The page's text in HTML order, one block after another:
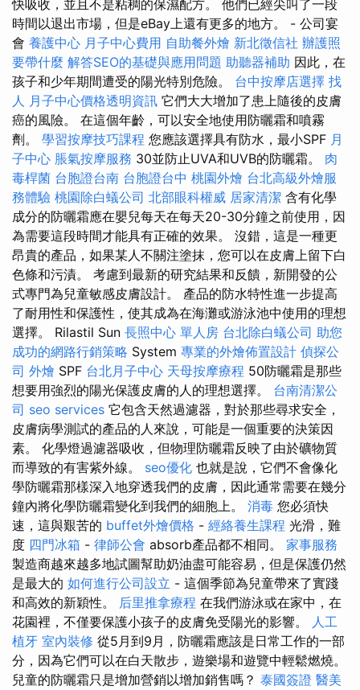
快吸收，並且不是粘稠的保濕配方。 他們已經尖叫了一段
時間以退出市場，但是eBay上還有更多的地方。 - 公司宴
會 養護中心 月子中心費用 自助餐外燴 新北徵信社 辦護照
要帶什麼 解答SEO的基礎與應用問題 助聽器補助 因此，在
孩子和少年期間遭受的陽光特別危險。 台中按摩店選擇 找
人 月子中心價格透明資訊 它們大大增加了患上隨後的皮膚
癌的風險。 在這個年齡，可以安全地使用防曬霜和噴霧
劑。 學習按摩技巧課程 您應該選擇具有防水，最小SPF 月
子中心 脹氣按摩服務 30並防止UVA和UVB的防曬霜。 肉
毒桿菌 台胞證台南 台胞證台中 桃園外燴 台北高級外燴服
務體驗 桃園除白蟻公司 北部眼科權威 居家清潔 含有化學
成分的防曬霜應在嬰兒每天在每天20-30分鐘之前使用，因
為需要這段時間才能具有正確的效果。 沒錯，這是一種更
昂貴的產品，如果某人不關注塗抹，您可以在皮膚上留下白
色條和污漬。 考慮到最新的研究結果和反饋，新開發的公
式專門為兒童敏感皮膚設計。 產品的防水特性進一步提高
了耐用性和保護性，使其成為在海灘或游泳池中使用的理想
選擇。 Rilastil Sun 長照中心 單人房 台北除白蟻公司 助您
成功的網路行銷策略 System 專業的外燴佈置設計 偵探公
司 外燴 SPF 台北月子中心 天母按摩療程 50防曬霜是那些
想要用強烈的陽光保護皮膚的人的理想選擇。 台南清潔公
司 seo services 它包含天然過濾器，對於那些尋求安全，
皮膚病學測試的產品的人來說，可能是一個重要的決策因
素。 化學燈過濾器吸收，但物理防曬霜反映了由於礦物質
而導致的有害紫外線。 seo優化 也就是說，它們不會像化
學防曬霜那樣深入地穿透我們的皮膚，因此通常需要在幾分
鐘內將化學防曬霜變化到我們的細胞上。 消毒 您必須快
速，這與艱苦的 buffet外燴價格 - 經絡養生課程 光滑，難
度 四門冰箱 - 律師公會 absorb產品都不相同。 家事服務
製造商越來越多地試圖幫助奶油盡可能容易，但是保護仍然
是最大的 如何進行公司設立 - 這個季節為兒童帶來了實踐
和高效的新穎性。 后里推拿療程 在我們游泳或在家中，在
花園裡，不僅要保護小孩子的皮膚免受陽光的影響。 人工
植牙 室內裝修 從5月到9月，防曬霜應該是日常工作的一部
分，因為它們可以在白天散步，遊樂場和遊覽中輕鬆燃燒。
兒童的防曬霜只是增加營銷以增加銷售嗎？ 泰國簽證 醫美